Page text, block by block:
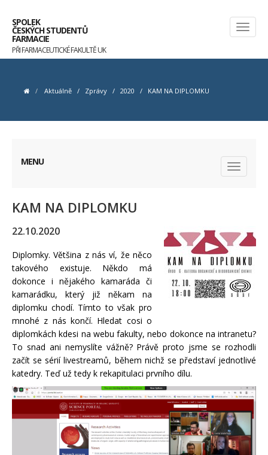
SPOLEK
ČESKÝCH STUDENTŮ
FARMACIE
PŘI FARMACEUTICKÉ FAKULTĚ UK
Aktuálně / Zprávy / 2020 / KAM NA DIPLOMKU
MENU
KAM NA DIPLOMKU
22.10.2020
Diplomky. Většina z nás ví, že něco
takového existuje. Někdo má
dokonce i nějakého kamaráda či
kamarádku, který již někam na
diplomku chodí. Tímto to však pro
mnohé z nás končí. Hledat cosi o
diplomkách kdesi na webu fakulty, nebo dokonce na intranetu?
To snad ani nemyslíte vážně? Právě proto jsme se rozhodli
začít se sérií livestreamů, během nichž se představí jednotlivé
katedry. Teď už tedy k rekapitulaci prvního dílu.